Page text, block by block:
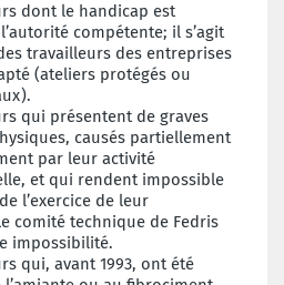
dont le handicap est
compétente; il s’agit
travailleurs des entreprises
(ateliers protégés ou
qui présentent de graves
causés partiellement
par leur activité
et qui rendent impossible
l’exercice de leur
comité technique de Fedris
impossibilité.
qui, avant 1993, ont été